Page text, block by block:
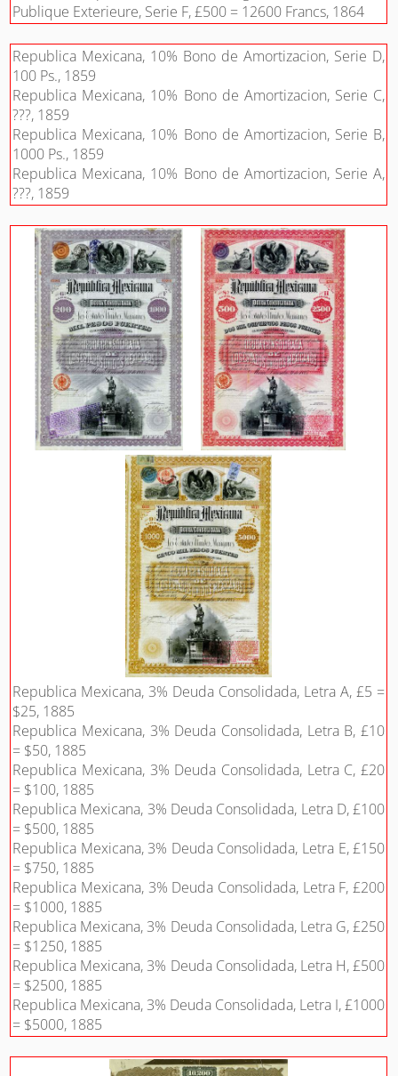
Publique Exterieure, Serie F, £500 = 12600 Francs, 1864
Republica Mexicana, 10% Bono de Amortizacion, Serie D,
100 Ps., 1859
Republica Mexicana, 10% Bono de Amortizacion, Serie C,
???, 1859
Republica Mexicana, 10% Bono de Amortizacion, Serie B,
1000 Ps., 1859
Republica Mexicana, 10% Bono de Amortizacion, Serie A,
???, 1859
Republica Mexicana, 3% Deuda Consolidada, Letra A, £5 =
$25, 1885
Republica Mexicana, 3% Deuda Consolidada, Letra B, £10
= $50, 1885
Republica Mexicana, 3% Deuda Consolidada, Letra C, £20
= $100, 1885
Republica Mexicana, 3% Deuda Consolidada, Letra D, £100
= $500, 1885
Republica Mexicana, 3% Deuda Consolidada, Letra E, £150
= $750, 1885
Republica Mexicana, 3% Deuda Consolidada, Letra F, £200
= $1000, 1885
Republica Mexicana, 3% Deuda Consolidada, Letra G, £250
= $1250, 1885
Republica Mexicana, 3% Deuda Consolidada, Letra H, £500
= $2500, 1885
Republica Mexicana, 3% Deuda Consolidada, Letra I, £1000
= $5000, 1885